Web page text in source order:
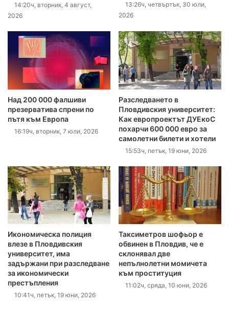
14:20ч, вторник, 4 август,
2026
13:26ч, четвъртък, 30 юли,
2026
Над 200 000 фалшиви
презерватива спрени по
пътя към Европа
16:19ч, вторник, 7 юли, 2026
Разследването в
Пловдивския университет:
Как европроектът ДУЕкоС
похарчи 600 000 евро за
самолетни билети и хотели
15:53ч, петък, 19 юни, 2026
Икономическа полиция
влезе в Пловдивския
университет, има
задържани при разследване
за икономически
престъпления
10:41ч, петък, 19 юни, 2026
Таксиметров шофьор е
обвинен в Пловдив, че е
склонявал две
непълнолетни момичета
към проституция
11:02ч, сряда, 10 юни, 2026